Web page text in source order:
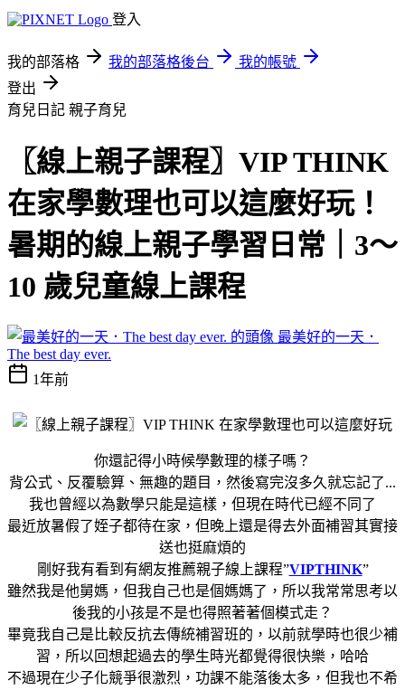
登入
我的部落格 我的部落格後台
我的帳號
登出
育兒日記 親子育兒
〖線上親子課程〗VIP THINK
在家學數理也可以這麼好玩！
暑期的線上親子學習日常｜3～
10 歲兒童線上課程
最美好的一天．
The best day ever.
1年前
你還記得小時候學數理的樣子嗎？
背公式、反覆驗算、無趣的題目，然後寫完沒多久就忘記了...
我也曾經以為數學只能是這樣，但現在時代已經不同了
最近放暑假了姪子都待在家，但晚上還是得去外面補習其實接
送也挺麻煩的
剛好我有看到有網友推薦親子線上課程”VIPTHINK”
雖然我是他舅媽，但我自己也是個媽媽了，所以我常常思考以
後我的小孩是不是也得照著著個模式走？
畢竟我自己是比較反抗去傳統補習班的，以前就學時也很少補
習，所以回想起過去的學生時光都覺得很快樂，哈哈
不過現在少子化競爭很激烈，功課不能落後太多，但我也不希